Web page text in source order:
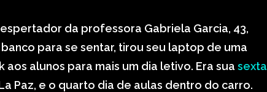
da professora Gabriela Garcia, 43,
para se sentar, tirou seu laptop de uma
alunos para mais um dia letivo. Era sua sexta
Paz, e o quarto dia de aulas dentro do carro.